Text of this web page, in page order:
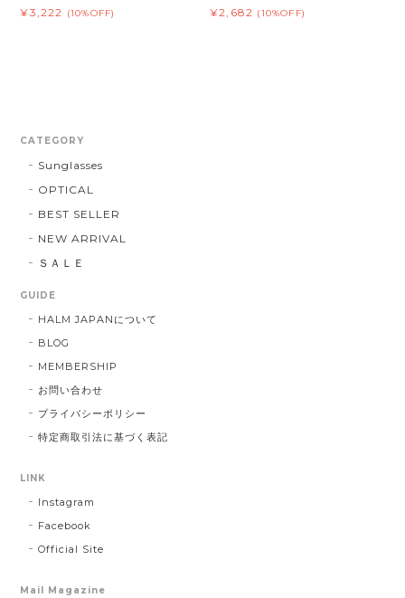
¥3,222
(10%OFF)
¥2,682 (10%OFF)
CATEGORY
Sunglasses
OPTICAL
BEST SELLER
NEW ARRIVAL
ＳＡＬＥ
GUIDE
HALM JAPANについて
BLOG
MEMBERSHIP
お問い合わせ
プライバシーポリシー
特定商取引法に基づく表記
LINK
Instagram
Facebook
Official Site
Mail Magazine